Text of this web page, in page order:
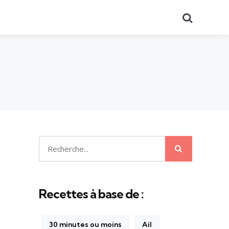
Recherche
pour:
Recettes à base de :
30 minutes ou moins Ail